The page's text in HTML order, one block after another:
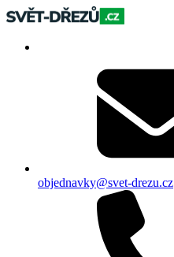
objednavky@svet-drezu.cz